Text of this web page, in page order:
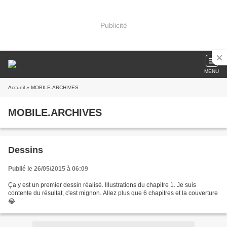
Publicité
MENU
Accueil » MOBILE.ARCHIVES
MOBILE.ARCHIVES
Dessins
Publié le 26/05/2015 à 06:09
Ça y est un premier dessin réalisé. Illustrations du chapitre 1. Je suis
contente du résultat, c'est mignon. Allez plus que 6 chapitres et la couverture
😂